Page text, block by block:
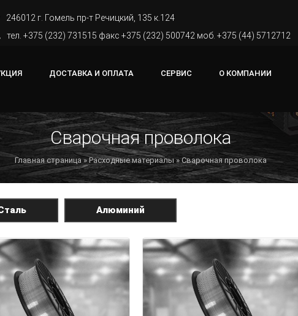
246012 г. Гомель пр-т Речицкий, 135 к.124
тел. +375 (232) 731515 факс +375 (232) 500742 моб. +375 (44) 5712712
ДОСТАВКА И ОПЛАТА СЕРВИС О КОМПАНИИ
Сварочная проволока
Главная страница»Расходные материалы» Сварочная проволока
Алюминий